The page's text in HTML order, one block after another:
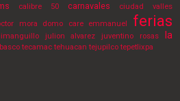
calibre 50 carnavales ciudad valles
mora domo care emmanuel ferias
julion alvarez juventino rosas
la
tecamac tehuacan tejupilco tepetlixpa